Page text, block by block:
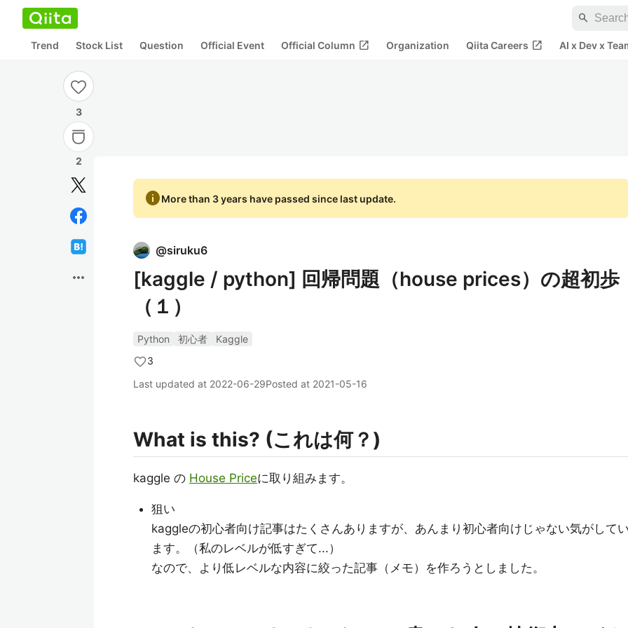
search
Trend Stock List Question Official Event Official Column open_in_new Organization Qiita Careers open_in_new AI x Dev x
3
2
more_horiz
infoMore than 3 years have passed since last update.
@siruku6
[kaggle / python] 回帰問題（house prices）の超初歩
（１）
Python 初心者
Kaggle
3
Last updated at 2022-06-29Posted at 2021-05-16
What is this? (これは何？)
kaggle の House Priceに取り組みます。
狙い
kaggleの初心者向け記事はたくさんありますが、あんまり初心者向けじゃない気がして
ます。（私のレベルが低すぎて...）
なので、より低レベルな内容に絞った記事（メモ）を作ろうとしました。